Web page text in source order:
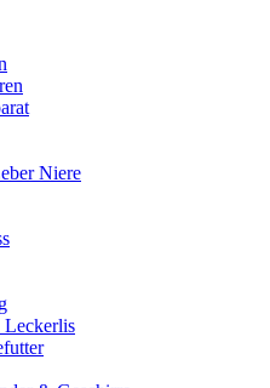
Niere
Leckerlis